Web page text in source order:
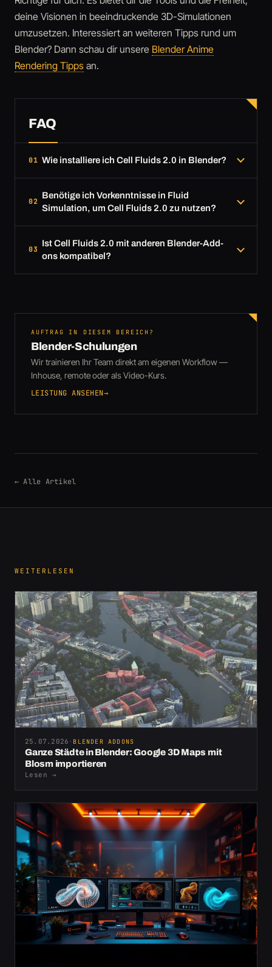
deine Visionen in beeindruckende 3D-Simulationen
umzusetzen. Interessiert an weiteren Tipps rund um
Blender? Dann schau dir unsere Blender Anime
Rendering Tipps an.
FAQ
Wie installiere ich Cell Fluids 2.0 in Blender?
Benötige ich Vorkenntnisse in Fluid
Simulation, um Cell Fluids 2.0 zu nutzen?
Ist Cell Fluids 2.0 mit anderen Blender-Add-
ons kompatibel?
AUFTRAG IN DIESEM BEREICH?
Blender-Schulungen
Wir trainieren Ihr Team direkt am eigenen Workflow —
Inhouse, remote oder als Video-Kurs.
LEISTUNG ANSEHEN→
← Alle Artikel
WEITERLESEN
25.07.2026 · BLENDER ADDONS
Ganze Städte in Blender: Google 3D Maps mit
Blosm importieren
Lesen →